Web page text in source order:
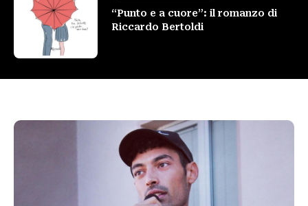
“Punto e a cuore”: il romanzo di
Riccardo Bertoldi